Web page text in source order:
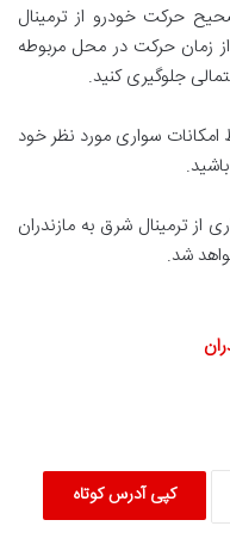
حرکت خودرو از ترمینال
30 دقیقه قبل از زمان حرکت در محل مربوطه
جلوگیری کنید.
امکانات سواری مورد نظر خود
از ترمینال شرق به مازندران
شد.
کپی آدرس کوتاه